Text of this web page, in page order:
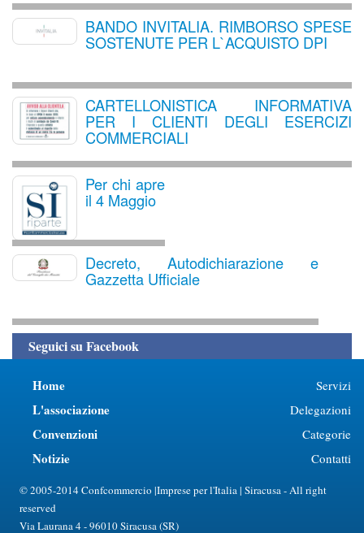
BANDO INVITALIA. RIMBORSO SPESE
SOSTENUTE PER L`ACQUISTO DPI
CARTELLONISTICA INFORMATIVA
PER I CLIENTI DEGLI ESERCIZI
COMMERCIALI
Per chi apre
il 4 Maggio
Decreto, Autodichiarazione e
Gazzetta Ufficiale
Seguici su Facebook
Home
L'associazione
Convenzioni
Notizie
Servizi
Delegazioni
Categorie
Contatti
© 2005-2014 Confcommercio |Imprese per l'Italia | Siracusa - All right
reserved
Via Laurana 4 - 96010 Siracusa (SR)